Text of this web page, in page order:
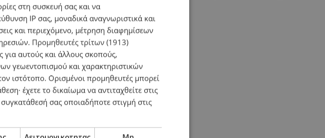
στη συσκευή σας και να
IP σας, μοναδικά αναγνωριστικά και
και περιεχόμενο, μέτρηση διαφημίσεων
Προμηθευτές τρίτων (1913)
για αυτούς και άλλους σκοπούς,
γεωεντοπισμού και χαρακτηριστικών
ιστότοπο. Ορισμένοι προμηθευτές μπορεί
έχετε το δικαίωμα να αντιταχθείτε στις
σας οποιαδήποτε στιγμή στις